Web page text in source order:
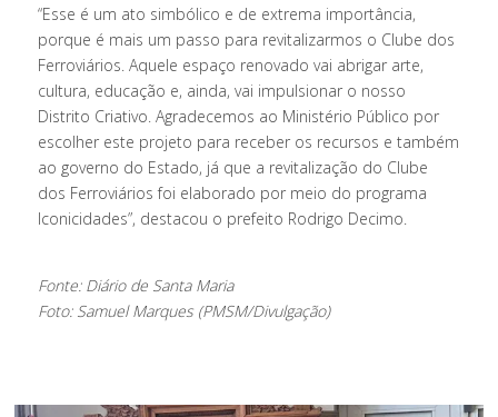
“Esse é um ato simbólico e de extrema importância,
porque é mais um passo para revitalizarmos o Clube dos
Ferroviários. Aquele espaço renovado vai abrigar arte,
cultura, educação e, ainda, vai impulsionar o nosso
Distrito Criativo. Agradecemos ao Ministério Público por
escolher este projeto para receber os recursos e também
ao governo do Estado, já que a revitalização do Clube
dos Ferroviários foi elaborado por meio do programa
Iconicidades”, destacou o prefeito Rodrigo Decimo.
Fonte: Diário de Santa Maria
Foto: Samuel Marques (PMSM/Divulgação)